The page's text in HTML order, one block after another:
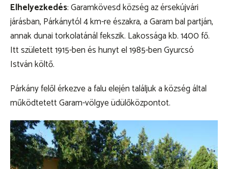
KISCSERKÉSZ
CSERKÉSZ
VEZETŐ
Kapcsolat
szmcs.sk
Elhelyezkedés: Garamkövesd község az érsekújvári
járásban, Párkánytól 4 km-re északra, a Garam bal partján,
annak dunai torkolatánál fekszik. Lakossága kb. 1400 fő.
Itt született 1915-ben és hunyt el 1985-ben Gyurcsó
István költő.
Párkány felől érkezve a falu elején találjuk a község által
működtetett Garam-völgye üdülőközpontot.